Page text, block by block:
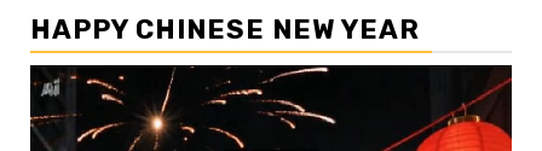
HAPPY CHINESE NEW YEAR
Pemutar